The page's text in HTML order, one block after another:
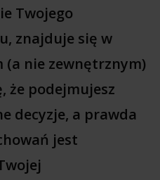
Twojego
znajduje się w
nie zewnętrznym)
że podejmujesz
decyzje, a prawda
jest